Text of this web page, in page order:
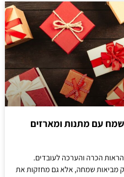
עם מתנות ומארזים
הכרה והערכה לעובדים.
מביאות שמחה, אלא גם מחזקות את